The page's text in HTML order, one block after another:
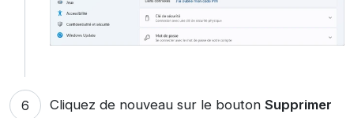
Cliquez de nouveau sur le bouton Supprimer